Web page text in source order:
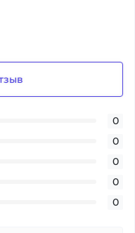
0
0
0
0
0